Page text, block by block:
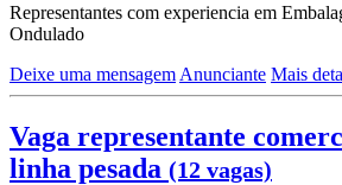
Representantes com experiencia em
Ondulado
Deixe uma mensagem Anunciante Mais
Vaga representante
linha pesada (12 vagas)